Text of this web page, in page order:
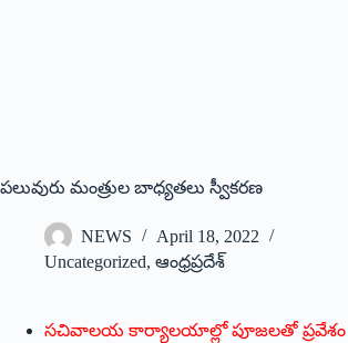
పలువురు మంత్రుల బాధ్యతలు స్వీకరణ
NEWS
April 18, 2022
Uncategorized, ఆంధ్రప్రదేశ్
సచివాలయ కార్యాలయాల్లో పూజలతో ప్రవేశం